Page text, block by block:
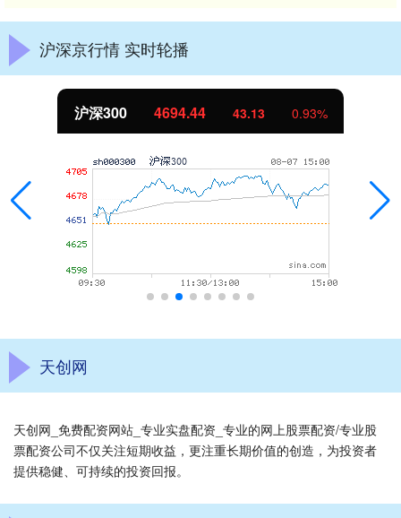
沪深京行情 实时轮播
沪深300 4694.44 43.13 0.93%
天创网
天创网_免费配资网站_专业实盘配资_专业的网上股票配资/专业股
票配资公司不仅关注短期收益，更注重长期价值的创造，为投资者
提供稳健、可持续的投资回报。